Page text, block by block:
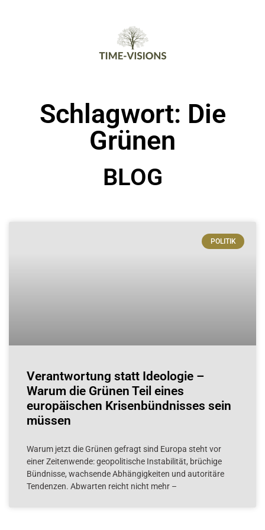
Schlagwort: Die
Grünen
BLOG
POLITIK
Verantwortung statt Ideologie –
Warum die Grünen Teil eines
europäischen Krisenbündnisses sein
müssen
Warum jetzt die Grünen gefragt sind Europa steht vor
einer Zeitenwende: geopolitische Instabilität, brüchige
Bündnisse, wachsende Abhängigkeiten und autoritäre
Tendenzen. Abwarten reicht nicht mehr –